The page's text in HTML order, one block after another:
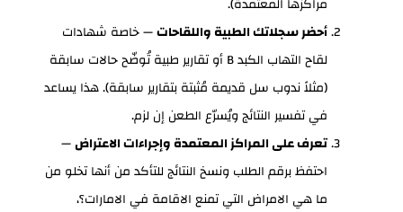
أحضر سجلاتك الطبية واللقاحات— خاصة شهادات
لقاح التهاب الكبد B أو تقارير طبية تُوضّح حالات سابقة
(مثلاً ندوب سل قديمة مُثبتة بتقارير سابقة). هذا يساعد
في تفسير النتائج ويُسرّع الطعن إن لزم.
تعرف على المراكز المعتمدة وإجراءات الاعتراض—
احتفظ برقم الطلب ونسخ النتائج للتأكد من أنها تخلو من
ما هي الامراض التي تمنع الاقامة في الامارات؟،